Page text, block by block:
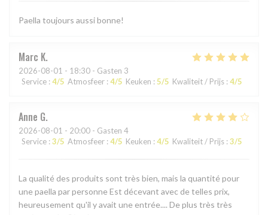
Paella toujours aussi bonne!
Marc K
2026-08-01 - 18:30 - Gasten 3
Service : 4/5 Atmosfeer : 4/5 Keuken : 5/5 Kwaliteit / Prijs : 4/5
Anne G
2026-08-01 - 20:00 - Gasten 4
Service : 3/5 Atmosfeer : 4/5 Keuken : 4/5 Kwaliteit / Prijs : 3/5
La qualité des produits sont très bien, mais la quantité pour
une paella par personne Est décevant avec de telles prix,
heureusement qu'il y avait une entrée.... De plus très très